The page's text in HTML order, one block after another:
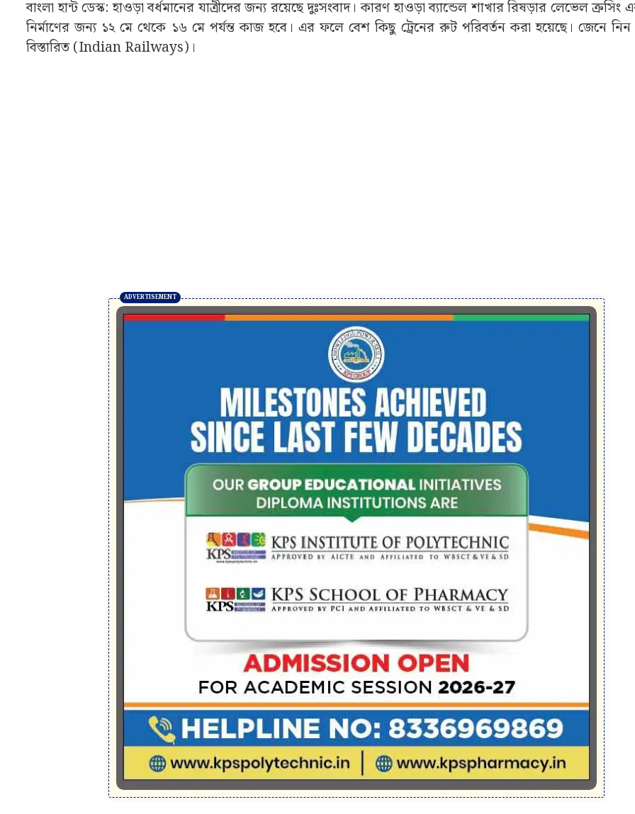
বাংলা হান্ট ডেস্ক: হাওড়া বর্ধমানের যাত্রীদের জন্য রয়েছে দুঃসংবাদ। কারণ হাওড়া ব্যান্ডেল শাখার রিষড়ার লেভেল
নির্মাণের জন্য ১২ মে থেকে ১৬ মে পর্যন্ত কাজ হবে। এর ফলে বেশ কিছু ট্রেনের রুট পরিবর্তন করা হয়েছে। জেনে
বিস্তারিত (Indian Railways)।